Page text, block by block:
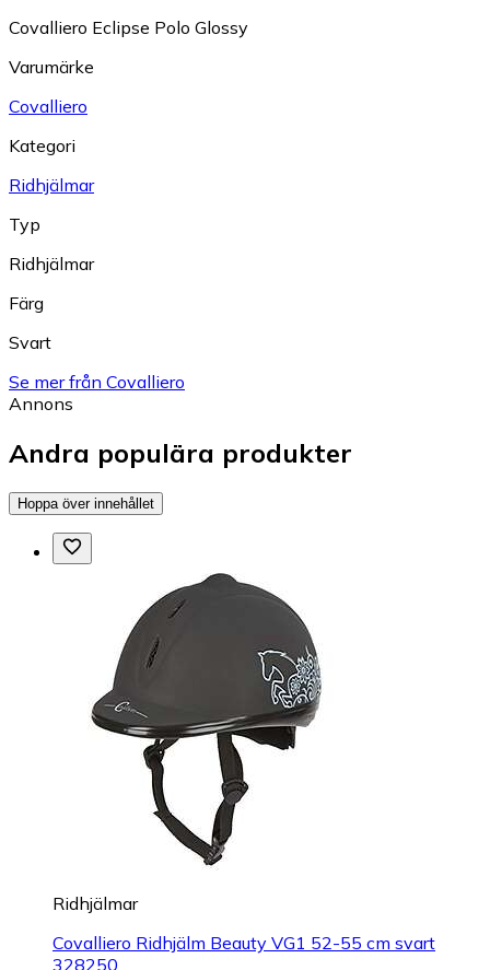
Covalliero Eclipse Polo Glossy
Varumärke
Covalliero
Kategori
Ridhjälmar
Typ
Ridhjälmar
Färg
Svart
Se mer från Covalliero
Annons
Andra populära produkter
Hoppa över innehållet
Ridhjälmar
Covalliero Ridhjälm Beauty VG1 52-55 cm svart
328250